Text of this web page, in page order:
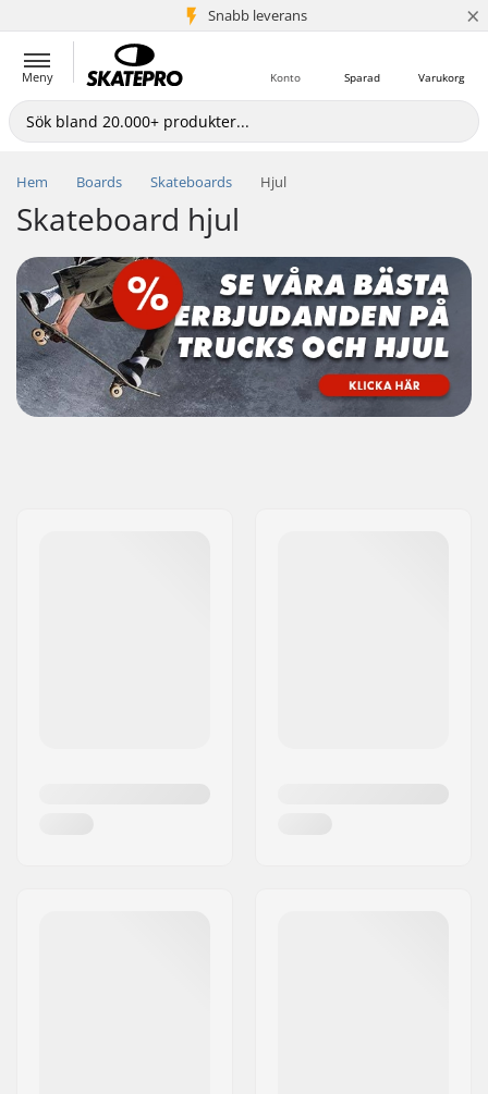
Snabb leverans
5+ milj. kunder ×
Meny Varukorg
Sparad
Konto
Hem Boards Skateboards Hjul
Skateboard hjul